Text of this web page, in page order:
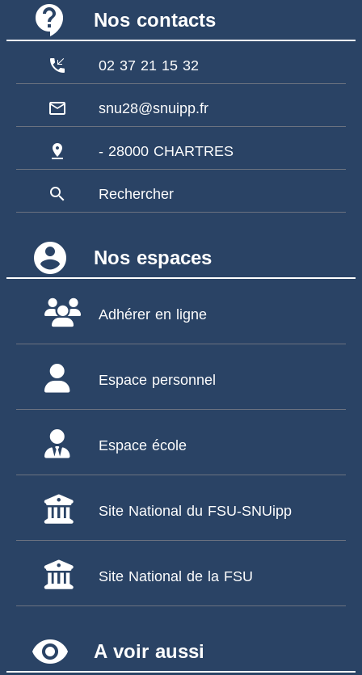
contact_support Nos contacts
phone_callback 02 37 21 15 32
mail_outline snu28@snuipp.fr
pin_drop - 28000 CHARTRES
search Rechercher
account_circle Nos espaces
Adhérer en ligne
Espace personnel
Espace école
Site National du FSU-SNUipp
Site National de la FSU
remove_red_eye A voir aussi